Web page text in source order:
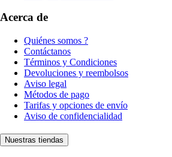
Acerca de
Quiénes somos ?
Contáctanos
Términos y Condiciones
Devoluciones y reembolsos
Aviso legal
Métodos de pago
Tarifas y opciones de envío
Aviso de confidencialidad
Nuestras tiendas